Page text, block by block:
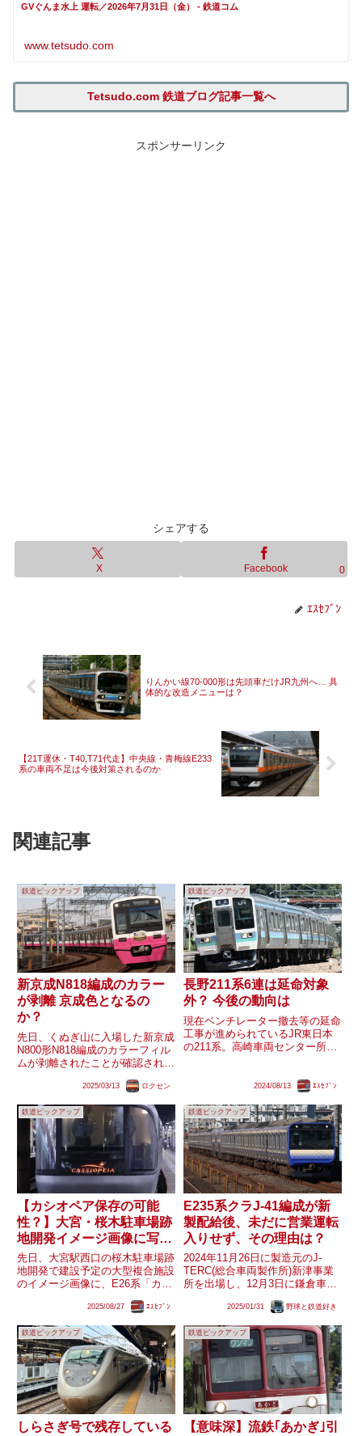
GVぐんま水上 運転／2026年7月31日（金） - 鉄道コム
www.tetsudo.com
Tetsudo.com 鉄道ブログ記事一覧へ
スポンサーリンク
シェアする
X Facebook 0
ｴｽｾﾌﾞﾝ
りんかい線70-000形は先頭車だけJR九州へ… 具
体的な改造メニューは？
【21T運休・T40,T71代走】中央線・青梅線E233
系の車両不足は今後対策されるのか
関連記事
鉄道ピックアップ
新京成N818編成のカラー
が剥離 京成色となるの
か？
先日、くぬぎ山に入場した新京成
N800形N818編成のカラーフィル
ムが剥離されたことが確認されて
は京成車に準じたデザインになる
ら、その可能性も含め今回カラー
フィルムの剥離がされたN...
2025/03/13 ロクセン
鉄道ピックアップ
長野211系6連は延命対象
外？ 今後の動向は
現在ベンチレーター撤去等の延命
工事が進められているJR東日本
の211系。高崎車両センター所属
は検査入場時順次延命工事が行わ
ター所属の6...
2024/08/13 ｴｽｾﾌﾞﾝ
鉄道ピックアップ
【カシオペア保存の可能
性？】大宮・桜木駐車場跡
地開発イメージ画像に写る
車両の動向
先日、大宮駅西口の桜木駐車場跡
地開発で建設予定の大型複合施設
のイメージ画像に、E26系「カシ
ることが話題となりました。ま
た、E26系については、尾久車両
センターでカハフE26形「ラウン
ジカー」が編成から切り離さ...
2025/08/27 ｴｽｾﾌﾞﾝ
鉄道ピックアップ
E235系クラJ-41編成が新
製配給後、未だに営業運転
入りせず、その理由は？
2024年11月26日に製造元のJ-
TERC(総合車両製作所)新津事業
所を出場し、12月3日に鎌倉車両
た、E235系クラJ-41編成。本来
であれば、配給輸送から遅くとも
2週間以内には営業運転を開始す
るのが通例です...
2025/01/31 野球と鉄道好き
鉄道ピックアップ
しらさぎ号で残存している
鉄道ピックアップ
【意味深】流鉄｢あかぎ｣引